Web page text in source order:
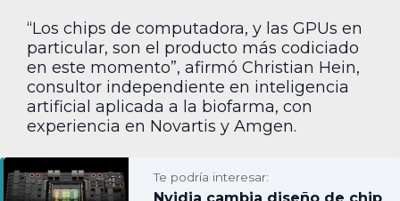
“Los chips de computadora, y las GPUs en
particular, son el producto más codiciado
en este momento”, afirmó Christian Hein,
consultor independiente en inteligencia
artificial aplicada a la biofarma, con
experiencia en Novartis y Amgen.
Te podría interesar:
Nvidia cambia diseño de chip